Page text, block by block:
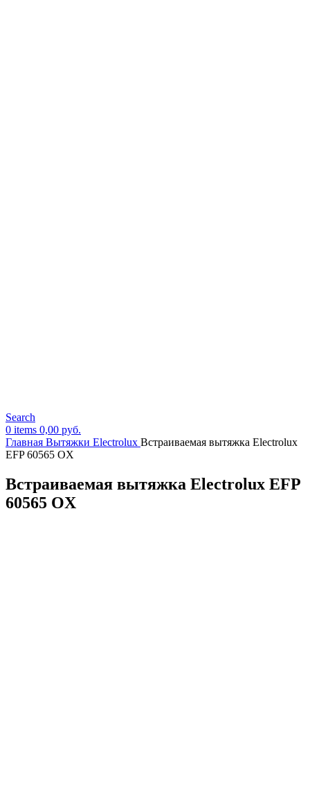
Search
0 items 0,00 руб.
Главная Вытяжки Electrolux Встраиваемая вытяжка Electrolux
EFP 60565 OX
Встраиваемая вытяжка Electrolux EFP
60565 OX